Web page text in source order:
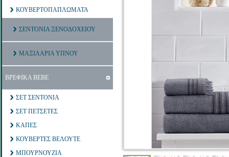
ΚΟΥΒΕΡΤΟΠΑΠΛΩΜΑΤΑ
ΣΕΝΤΟΝΙΑ ΞΕΝΟΔΟΧΕΙΟΥ
ΜΑΞΙΛΑΡΙΑ ΥΠΝΟΥ
ΒΡΕΦΙΚΑ ΒΕΒΕ
ΣΕΤ ΣΕΝΤΟΝΙΑ
ΣΕΤ ΠΕΤΣΕΤΕΣ
ΚΑΠΕΣ
ΚΟΥΒΕΡΤΕΣ ΒΕΛΟΥΤΕ
ΜΠΟΥΡΝΟΥΖΙΑ